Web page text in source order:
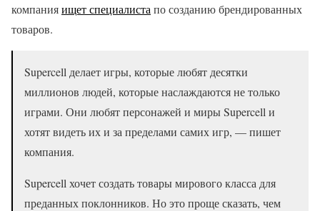
компанияищет специалиста по созданию брендированных
товаров.
Supercell делает игры, которые любят десятки
миллионов людей, которые наслаждаются не только
играми. Они любят персонажей и миры Supercell и
хотят видеть их и за пределами самих игр, — пишет
компания.
Supercell хочет создать товары мирового класса для
преданных поклонников. Но это проще сказать, чем